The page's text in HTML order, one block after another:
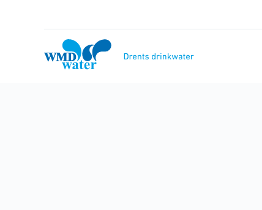
WMD
Drinkwater